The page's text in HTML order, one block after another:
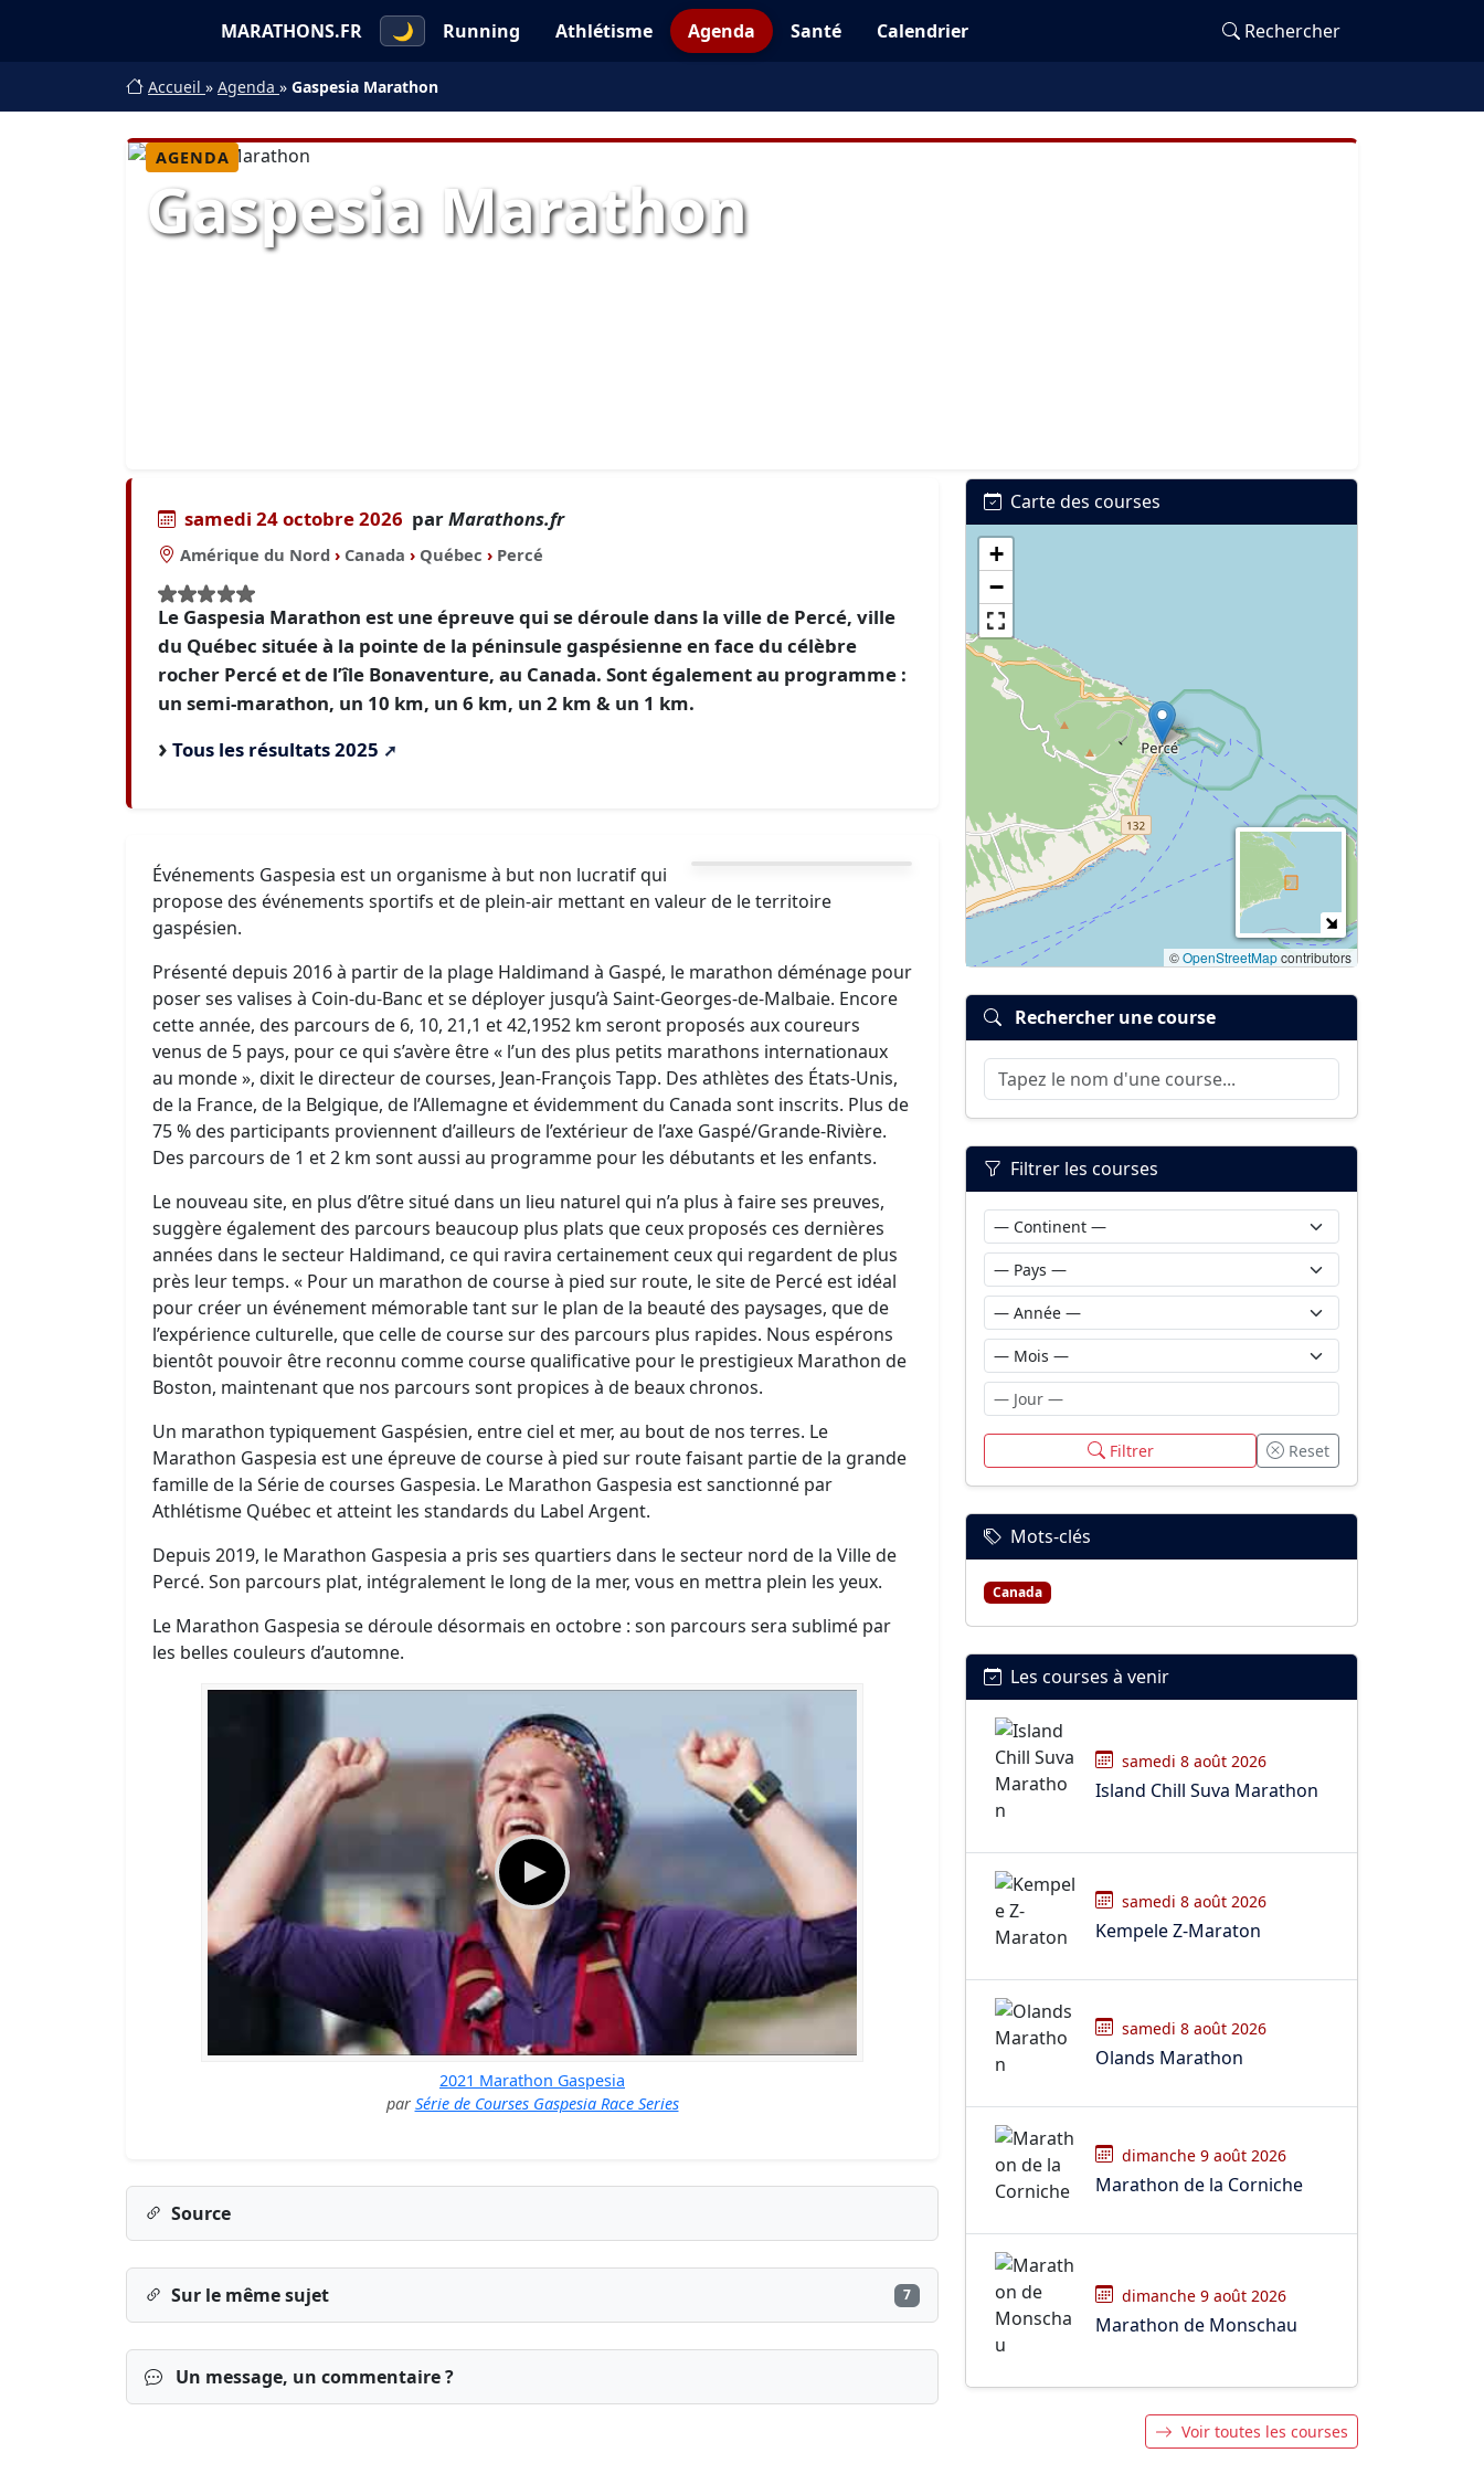
MARATHONS.FR 🌙 Running Athlétisme Agenda Santé Calendrier Rechercher
Accueil » Agenda » Gaspesia Marathon
AGENDA
Gaspesia Marathon
samedi 24 octobre 2026 parMarathons.fr
Amérique du Nord › Canada › Québec › Percé
Le Gaspesia Marathon est une épreuve qui se déroule dans la ville de Percé, ville
du Québec située à la pointe de la péninsule gaspésienne en face du célèbre
rocher Percé et de l’île Bonaventure, au Canada. Sont également au programme :
un semi-marathon, un 10 km, un 6 km, un 2 km & un 1 km.
Tous les résultats 2025
Événements Gaspesia est un organisme à but non lucratif qui
propose des événements sportifs et de plein-air mettant en valeur de le territoire
gaspésien.
Présenté depuis 2016 à partir de la plage Haldimand à Gaspé, le marathon déménage pour
poser ses valises à Coin-du-Banc et se déployer jusqu’à Saint-Georges-de-Malbaie. Encore
cette année, des parcours de 6, 10, 21,1 et 42,1952 km seront proposés aux coureurs
venus de 5 pays, pour ce qui s’avère être « l’un des plus petits marathons internationaux
au monde », dixit le directeur de courses, Jean-François Tapp. Des athlètes des États-Unis,
de la France, de la Belgique, de l’Allemagne et évidemment du Canada sont inscrits. Plus de
75 % des participants proviennent d’ailleurs de l’extérieur de l’axe Gaspé/Grande-Rivière.
Des parcours de 1 et 2 km sont aussi au programme pour les débutants et les enfants.
Le nouveau site, en plus d’être situé dans un lieu naturel qui n’a plus à faire ses preuves,
suggère également des parcours beaucoup plus plats que ceux proposés ces dernières
années dans le secteur Haldimand, ce qui ravira certainement ceux qui regardent de plus
près leur temps. « Pour un marathon de course à pied sur route, le site de Percé est idéal
pour créer un événement mémorable tant sur le plan de la beauté des paysages, que de
l’expérience culturelle, que celle de course sur des parcours plus rapides. Nous espérons
bientôt pouvoir être reconnu comme course qualificative pour le prestigieux Marathon de
Boston, maintenant que nos parcours sont propices à de beaux chronos.
Un marathon typiquement Gaspésien, entre ciel et mer, au bout de nos terres. Le
Marathon Gaspesia est une épreuve de course à pied sur route faisant partie de la grande
famille de la Série de courses Gaspesia. Le Marathon Gaspesia est sanctionné par
Athlétisme Québec et atteint les standards du Label Argent.
Depuis 2019, le Marathon Gaspesia a pris ses quartiers dans le secteur nord de la Ville de
Percé. Son parcours plat, intégralement le long de la mer, vous en mettra plein les yeux.
Le Marathon Gaspesia se déroule désormais en octobre : son parcours sera sublimé par
les belles couleurs d’automne.
2021 Marathon Gaspesia
par Série de Courses Gaspesia Race Series
Source
Sur le même sujet 7
Un message, un commentaire ?
Carte des courses
+
−
©OpenStreetMapcontributors
Rechercher une course
Filtrer les courses
Filtrer Reset
Mots-clés
Canada
Les courses à venir
samedi 8 août 2026
Island Chill Suva Marathon
samedi 8 août 2026
Kempele Z-Maraton
samedi 8 août 2026
Olands Marathon
dimanche 9 août 2026
Marathon de la Corniche
dimanche 9 août 2026
Marathon de Monschau
Voir toutes les courses